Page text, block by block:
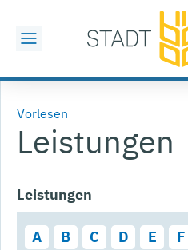
Vorlesen
Leistungen
Leistungen
A B C D E F